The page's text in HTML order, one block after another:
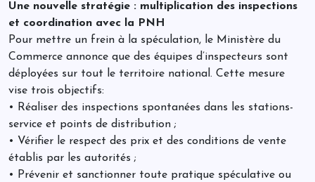
Une nouvelle stratégie : multiplication des inspections
et coordination avec la PNH
Pour mettre un frein à la spéculation, le Ministère du
Commerce annonce que des équipes d’inspecteurs sont
déployées sur tout le territoire national. Cette mesure
vise trois objectifs:
• Réaliser des inspections spontanées dans les stations-
service et points de distribution ;
• Vérifier le respect des prix et des conditions de vente
établis par les autorités ;
• Prévenir et sanctionner toute pratique spéculative ou